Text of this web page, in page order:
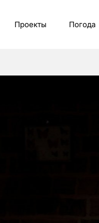
Проекты Погода